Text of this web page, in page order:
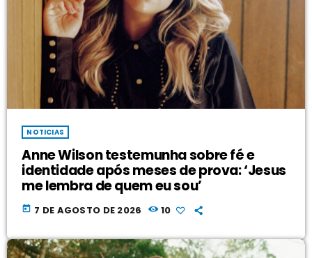
NOTICIAS
Anne Wilson testemunha sobre fé e
identidade após meses de prova: ‘Jesus
me lembra de quem eu sou’
today 7 DE AGOSTO DE 2026 10